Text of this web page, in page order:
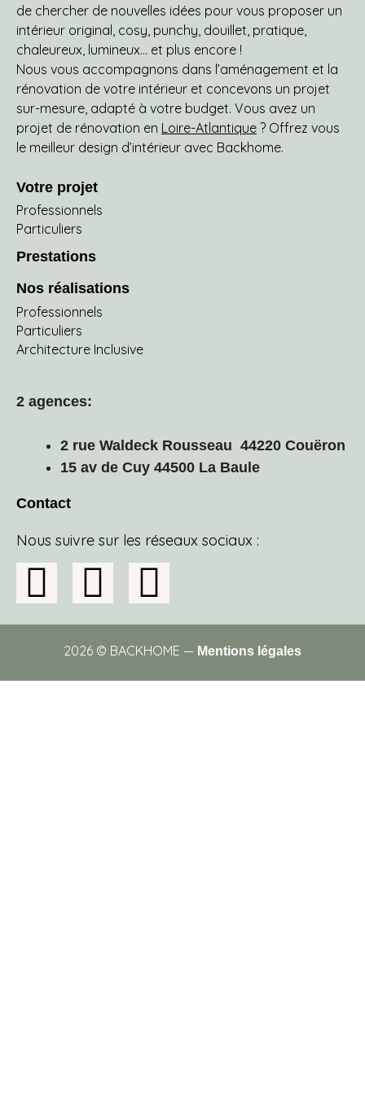
de chercher de nouvelles idées pour vous proposer un
intérieur original, cosy, punchy, douillet, pratique,
chaleureux, lumineux… et plus encore !
Nous vous accompagnons dans l’aménagement et la
rénovation de votre intérieur et concevons un projet
sur-mesure, adapté à votre budget. Vous avez un
projet de rénovation en Loire-Atlantique ? Offrez vous
le meilleur design d’intérieur avec Backhome.
Votre projet
Professionnels
Particuliers
Prestations
Nos réalisations
Professionnels
Particuliers
Architecture Inclusive
2 agences:
2 rue Waldeck Rousseau 44220 Couëron
15 av de Cuy 44500 La Baule
Contact
Nous suivre sur les réseaux sociaux :
2026 © BACKHOME — Mentions légales